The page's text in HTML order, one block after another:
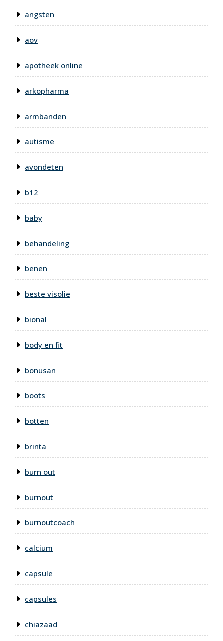
angsten
aov
apotheek online
arkopharma
armbanden
autisme
avondeten
b12
baby
behandeling
benen
beste visolie
bional
body en fit
bonusan
boots
botten
brinta
burn out
burnout
burnoutcoach
calcium
capsule
capsules
chiazaad